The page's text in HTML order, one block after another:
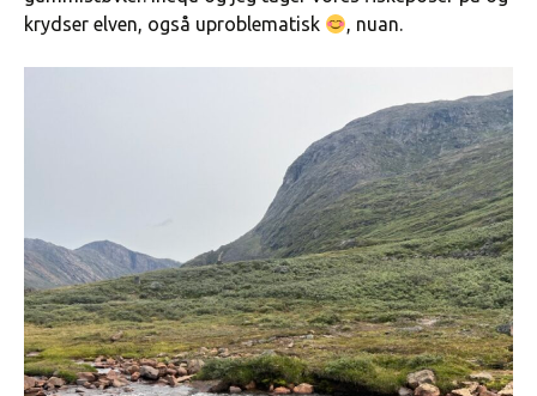
krydser elven, også uproblematisk
, nuan.